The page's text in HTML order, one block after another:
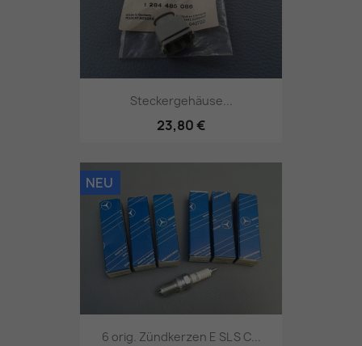
Steckergehäuse...
23,80 €
6 orig. Zündkerzen E SL S C...
NEU